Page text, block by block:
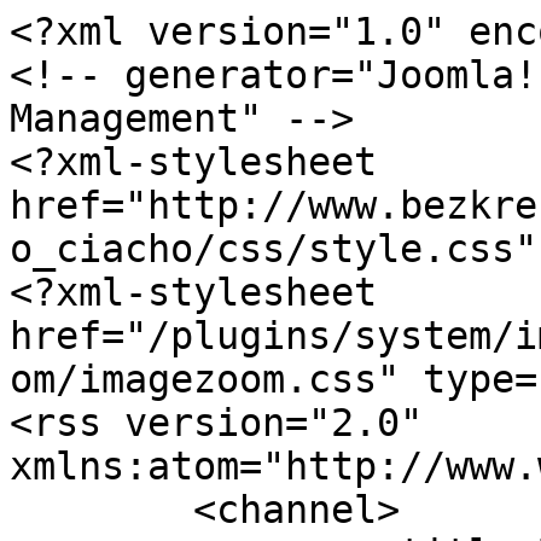
<?xml version="1.0"
<!--
Management" -->
<?xml-stylesheet
href="http://
o_ciacho/css/
<?xml-stylesheet
href="/plugins/system/
om/imagezoom.css"
<rss version="2.0"
xmlns:atom="http://